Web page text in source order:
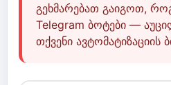
გეხმარებათ გაიგოთ,
Telegram ბოტები —
თქვენი ავტომატიზაციის